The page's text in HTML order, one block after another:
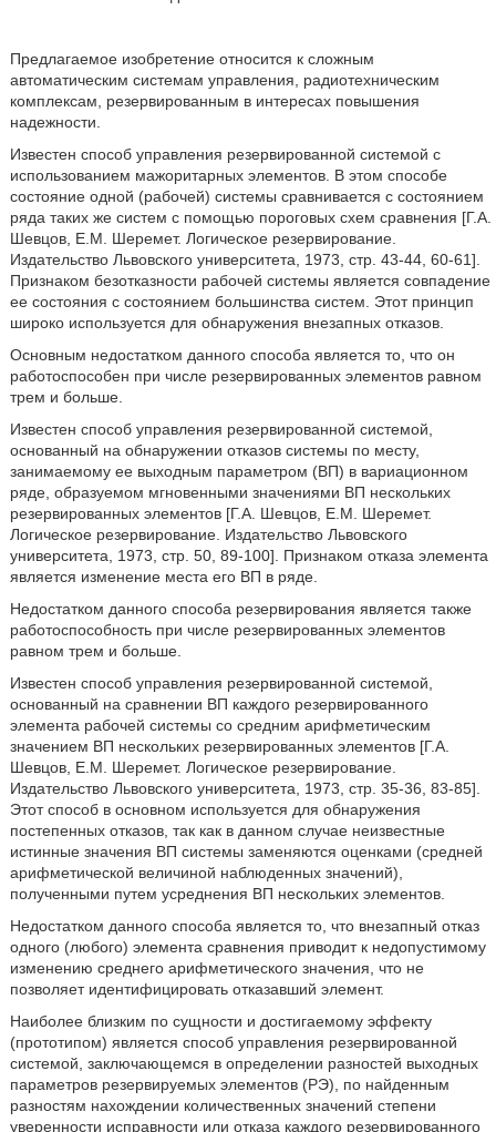
Предлагаемое изобретение относится к сложным
автоматическим системам управления, радиотехническим
комплексам, резервированным в интересах повышения
надежности.
Известен способ управления резервированной системой с
использованием мажоритарных элементов. В этом способе
состояние одной (рабочей) системы сравнивается с состоянием
ряда таких же систем с помощью пороговых схем сравнения [Г.А.
Шевцов, Е.М. Шеремет. Логическое резервирование.
Издательство Львовского университета, 1973, стр. 43-44, 60-61].
Признаком безотказности рабочей системы является совпадение
ее состояния с состоянием большинства систем. Этот принцип
широко используется для обнаружения внезапных отказов.
Основным недостатком данного способа является то, что он
работоспособен при числе резервированных элементов равном
трем и больше.
Известен способ управления резервированной системой,
основанный на обнаружении отказов системы по месту,
занимаемому ее выходным параметром (ВП) в вариационном
ряде, образуемом мгновенными значениями ВП нескольких
резервированных элементов [Г.А. Шевцов, Е.М. Шеремет.
Логическое резервирование. Издательство Львовского
университета, 1973, стр. 50, 89-100]. Признаком отказа элемента
является изменение места его ВП в ряде.
Недостатком данного способа резервирования является также
работоспособность при числе резервированных элементов
равном трем и больше.
Известен способ управления резервированной системой,
основанный на сравнении ВП каждого резервированного
элемента рабочей системы со средним арифметическим
значением ВП нескольких резервированных элементов [Г.А.
Шевцов, Е.М. Шеремет. Логическое резервирование.
Издательство Львовского университета, 1973, стр. 35-36, 83-85].
Этот способ в основном используется для обнаружения
постепенных отказов, так как в данном случае неизвестные
истинные значения ВП системы заменяются оценками (средней
арифметической величиной наблюденных значений),
полученными путем усреднения ВП нескольких элементов.
Недостатком данного способа является то, что внезапный отказ
одного (любого) элемента сравнения приводит к недопустимому
изменению среднего арифметического значения, что не
позволяет идентифицировать отказавший элемент.
Наиболее близким по сущности и достигаемому эффекту
(прототипом) является способ управления резервированной
системой, заключающемся в определении разностей выходных
параметров резервируемых элементов (РЭ), по найденным
разностям нахождении количественных значений степени
уверенности исправности или отказа каждого резервированного